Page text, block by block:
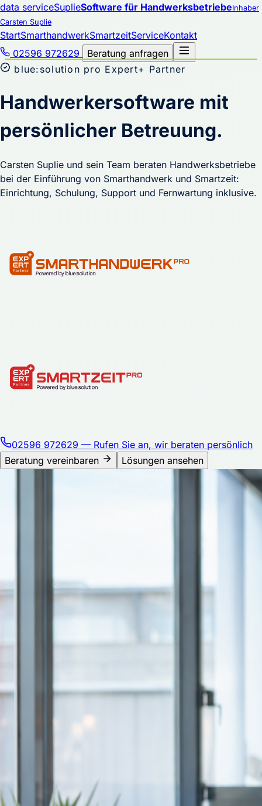
data serviceSuplieSoftware für HandwerksbetriebeInhaber
Carsten Suplie
StartSmarthandwerkSmartzeitServiceKontakt
02596 972629
Beratung anfragen
blue:solution pro Expert+ Partner
Handwerkersoftware mit
persönlicher Betreuung.
Carsten Suplie und sein Team beraten Handwerksbetriebe
bei der Einführung von Smarthandwerk und Smartzeit:
Einrichtung, Schulung, Support und Fernwartung inklusive.
02596 972629 — Rufen Sie an, wir beraten persönlich
Beratung vereinbaren
Lösungen ansehen